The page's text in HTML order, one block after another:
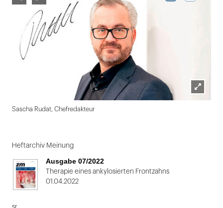
Lightbox
Sascha Rudat, Chefredakteur
1
von
2
Heftarchiv Meinung
Ausgabe 07/2022
Therapie eines ankylosierten Frontzahns
01.04.2022